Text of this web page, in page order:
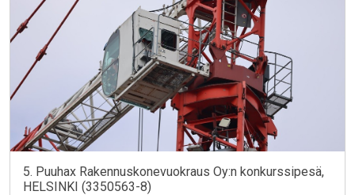
5. Puuhax Rakennuskonevuokraus Oy:n konkurssipesä,
HELSINKI (3350563-8)